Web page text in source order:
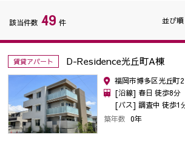
該当件数 49 件 並び順
賃貸アパート D-Residence光丘町A棟
福岡市博多区光丘町
[沿線] 春日 徒歩8分
[バス] 調査中 徒歩1
築年数 0年